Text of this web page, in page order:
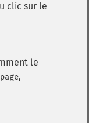
clic sur le
le
,